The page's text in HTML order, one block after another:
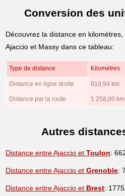
Conversion des
Découvrez la distance en
Ajaccio et Massy dans ce tableau:
Type de distance Kilomètres
Distance en ligne droite 910,94 km
Distance par la route 1 258,00 km
Autres
Distance entre Ajaccio etToulon:
Distance entre Ajaccio etGrenoble:
Distance entre Ajaccio et Brest: